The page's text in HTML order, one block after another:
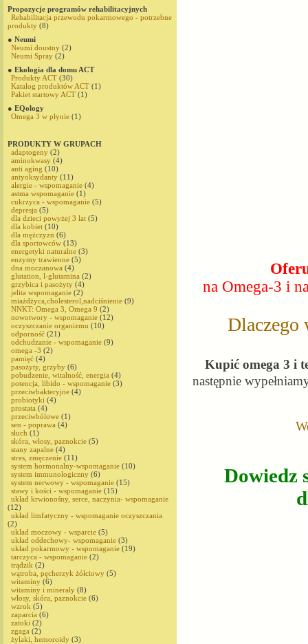
Propozycje programów rehabilitacyjnych
Rehabilitacja przewodu pokarmowego - potrzebne
produkty (8)
● Neumi
Neumi doustny (2)
Neumi Spray (2)
● Ekologia dla domu ACT
Produkty ACT (30)
Katalog produktów ACT (1)
Pakiet startowy ACT (1)
● EQology
Omega 3 w płynie (1)
PRODUKTY W GRUPACH
adaptogeny (2)
aminokwasy (4)
anti aging (10)
antyoksydanty (11)
alergie - wspomaganie (4)
astma wspomaganie (1)
cukrzyca - wspomaganie (5)
depresja (5)
dla dzieci powyżej 3 lat (5)
dla kobiet (10)
dla mężczyzn (6)
dla sportowców (13)
energetyki naturalne (3)
enzymy trawienne (5)
dna moczanowa (4)
glutation, l-glutamina (2)
grzybica i pasożyty (4)
jelita wspomaganie (2)
miażdżyca,cholesterol,nadciśnienie (9)
NNKT: Omega 3, Omega 9 (2)
nowotwory - wspomaganie (12)
oczyszczanie organizmu (10)
odporność (21)
odchudzanie - wspomaganie (9)
omega -3 (2)
pamięć (4)
pasożyty, grzyby (6)
pobudzenie, witalność, energia (4)
potencja, libido - wspomaganie (3)
przeciwbakteryjne (4)
probiotyki (4)
prostata (4)
przeciwbólowe (1)
sen - poprawa (4)
słuch (1)
skóra, włosy, paznokcie (5)
stany zapalne (4)
stres, zmęczenie (11)
system hormonalny-wspomaganie (10)
system immunologiczny (6)
system nerwowy - wspomaganie (15)
stawy i kości - wspomaganie (15)
układ krwionośny, serce, naczynia- wspomaganie
(12)
układ limfatyczny - wspomaganie oczyszczania
(2)
uklad moczowy - wsparcie (5)
układ oddechowy- wspomaganie (3)
układ pokarmowy - wspomaganie (19)
tarczyca - wspomaganie (2)
trądzik (2)
wątroba, pęcherzyk żółciowy (5)
witaminy (6)
witaminy i minerały (8)
włosy, skóra, paznokcie (6)
wzrok (5)
zaparcia (6)
zatoki (2)
zgaga (2)
żylaki, hemoroidy (3)
na Omega-3 i
Dlaczego
Kupić omega 3 i
następnie
Dowiedz